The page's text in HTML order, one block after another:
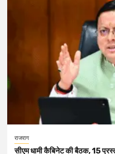
राजराग
सीएम धामी कैबिनेट की बैठक, 15